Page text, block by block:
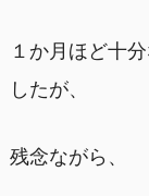
１か月ほど十
したが、
残念ながら、